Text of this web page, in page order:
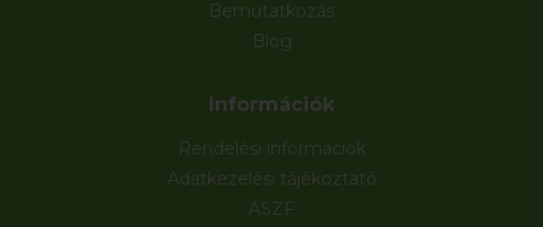
Bemutatkozás
Blog
Információk
Rendelési információk
Adatkezelési tájékoztató
ÁSZF